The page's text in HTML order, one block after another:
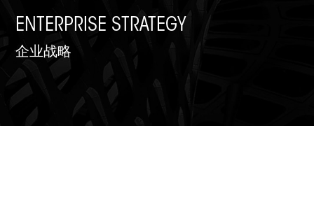
ENTERPRISE STRATEGY
企业战略